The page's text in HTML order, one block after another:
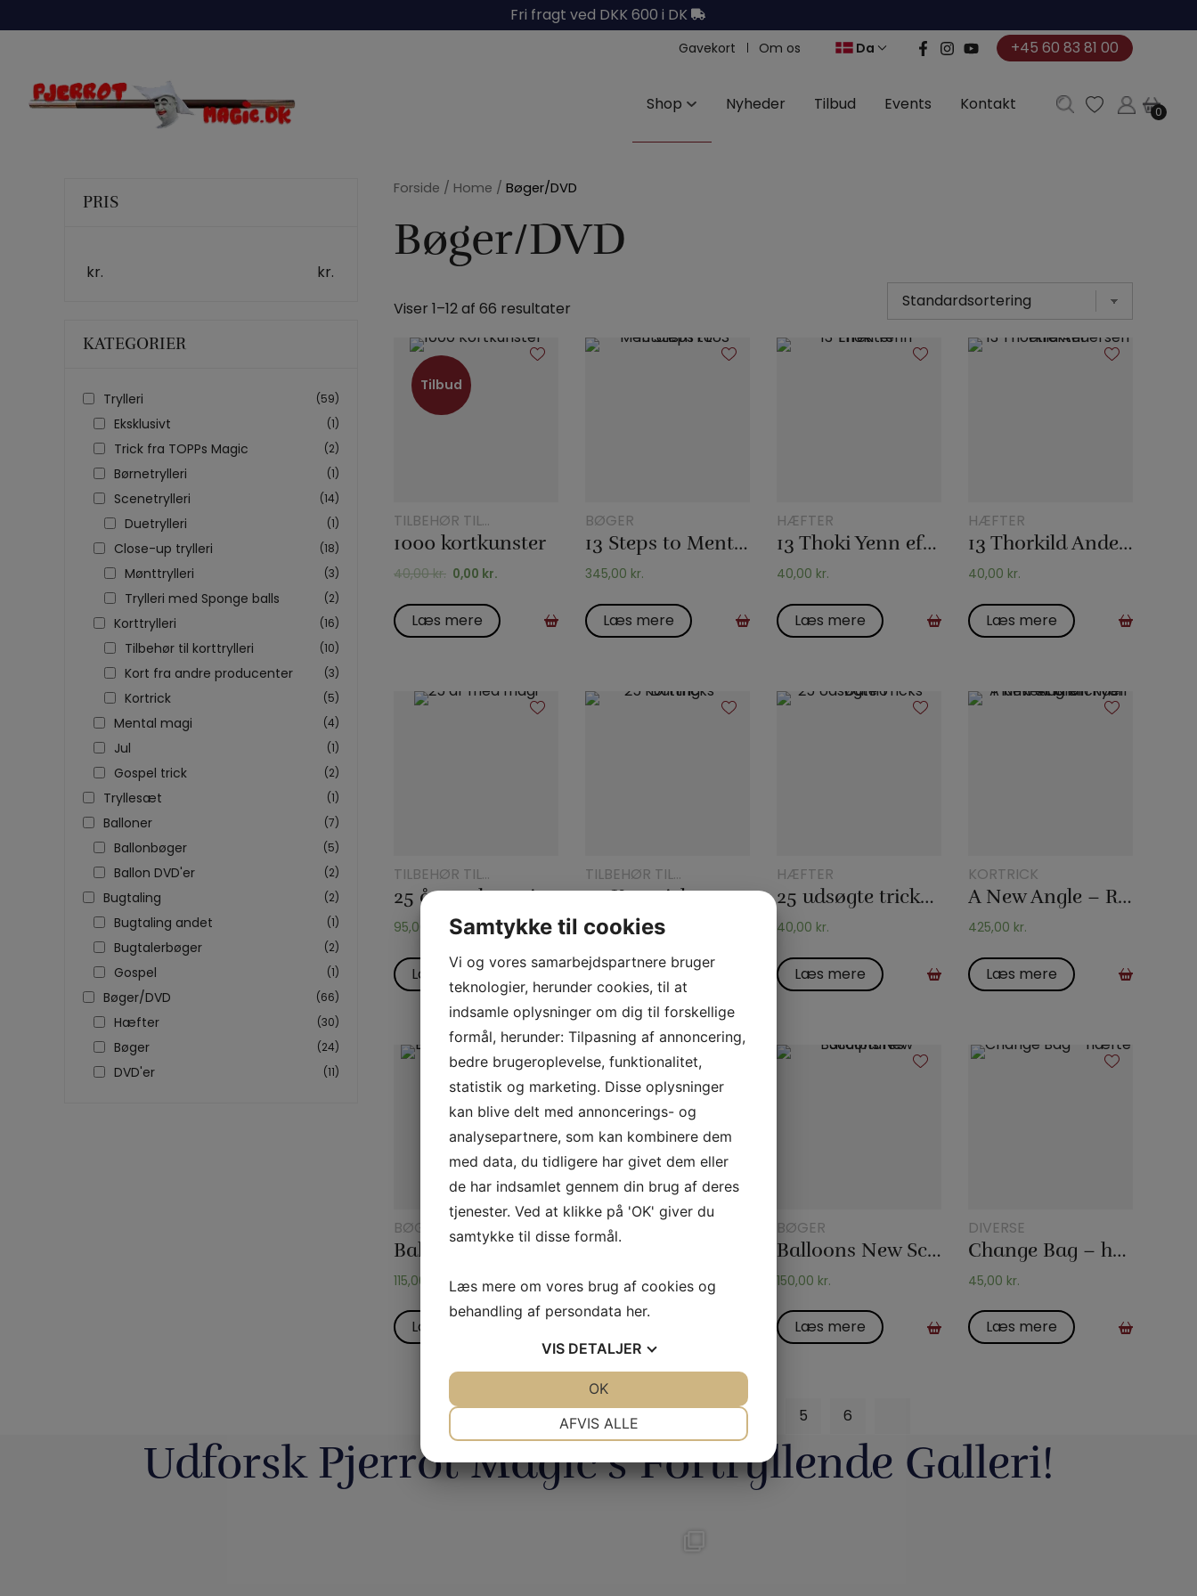
til
Fri fragt ved DKK 600 i DK
Gavekort Om os Da +45 60 83 81 00
Shop Nyheder Tilbud Events Kontakt 0
0
Forside / Home / Bøger/DVD
Bøger/DVD
Viser 1–12 af 66 resultater
Tilbud
Tilbud
TILBEHØR TIL
KORTTRYLLERI
1000 kortkunster
40,00kr. 0,00 kr.
Læs mere
BØGER
13 Steps to Mentalism PLUS
345,00 kr.
Læs mere
HÆFTER
13 Thoki Yenn effekter
40,00 kr.
Læs mere
HÆFTER
13 Thorkild Andersen effekter
40,00 kr.
Læs mere
TILBEHØR TIL
KORTTRYLLERI
25 år med magi
95,00
Læs mere
TILBEHØR TIL
KORTTRYLLERI 25 Korttricks – Darling
45,00 kr.
Læs mere
HÆFTER
25 udsøgte tricks – Danilo
40,00 kr.
Læs mere
KORTRICK
A New Angle – Ryan Plunkett & Michael Feldman
425,00 kr.
Læs mere
BØGER
Balloon Magic 321 Q
115,00
Læs mere
BØGER
175,00kr.
BØGER
Balloons New Sculptures
150,00 kr.
Læs mere
DIVERSE
Change Bag – hæfte
45,00 kr.
Læs mere
1 5 6
PRIS
kr. kr.
KATEGORIER
Trylleri (59)
Eksklusivt (1)
Trick fra TOPPs Magic (2)
Børnetrylleri (1)
Scenetrylleri (14)
Duetrylleri (1)
Close-up trylleri (18)
Mønttrylleri (3)
Trylleri med Sponge balls (2)
Korttrylleri (16)
Tilbehør til korttrylleri (10)
Kort fra andre producenter (3)
Kortrick (5)
Mental magi (4)
Jul (1)
Gospel trick (2)
Tryllesæt (1)
Balloner (7)
Ballonbøger (5)
Ballon DVD'er (2)
Bugtaling (2)
Bugtaling andet (1)
Bugtalerbøger (2)
Gospel (1)
Bøger/DVD (66)
Hæfter (30)
Bøger (24)
DVD'er (11)
Udforsk Pjerrot Magic’s Fortryllende Galleri!
Magic Junior Day i lørdags var en
Samtykke til cookies
Vi og vores samarbejdspartnere bruger
teknologier, herunder cookies, til at
indsamle oplysninger om dig til forskellige
formål, herunder: Tilpasning af annoncering,
bedre brugeroplevelse, funktionalitet,
statistik og marketing. Disse oplysninger
kan blive delt med annoncerings- og
analysepartnere, som kan kombinere dem
med data, du tidligere har givet dem eller
de har indsamlet gennem din brug af deres
tjenester. Ved at klikke på 'OK' giver du
samtykke til disse formål.
Læs mere om vores brug af cookies og
behandling af persondata her.
VIS DETALJER
MARKETING STATISTIK
AFVIS ALLE
OK